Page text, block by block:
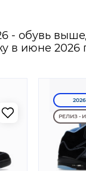
- обувь
в июне 2026
2026
РЕЛИЗ -